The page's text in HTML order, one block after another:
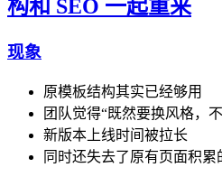
构和 SEO 一起重来
现象
原模板结构其实已经够用
团队觉得“既然要换风格，
新版本上线时间被拉长
同时还失去了原有页面积累